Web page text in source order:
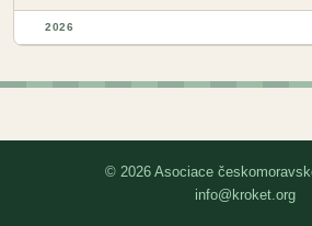
2026
© 2026 Asociace
info@kroket.org